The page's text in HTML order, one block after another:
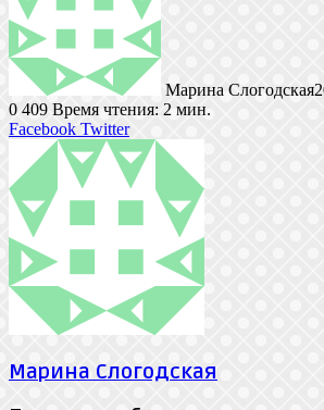
Марина Слогодская
0 409 Время чтения: 2 мин.
Facebook TwitterLinkedIn
Tumblr
Pinterest
Reddit
ВКонтакте
Поделиться
через
электронную
почту
Печатать
Марина Слогодская